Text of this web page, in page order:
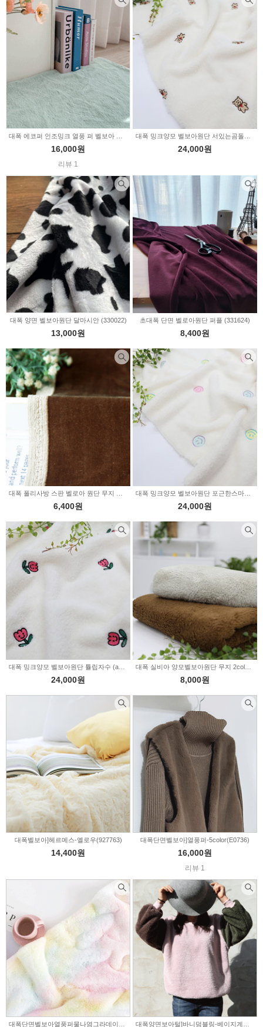
16,000원
리뷰 1
24,000원
대폭 양면 벨보아원단 달마시안 (330022)
13,000원
초대폭 단면 벨로아원단 퍼플 (331624)
8,400원
대폭 폴리사방 스판 벨로아 원단 무지 골드브라운 (344229)
6,400원
대폭 밍크양모 벨보아원단 포근한스마일자수 (a3301)
24,000원
24,000원 8,000원
대폭벨보아]헤르메스-옐로우(927763)
14,400원
대폭단면벨보아]열풍퍼-5color(E0736)
16,000원
리뷰 1